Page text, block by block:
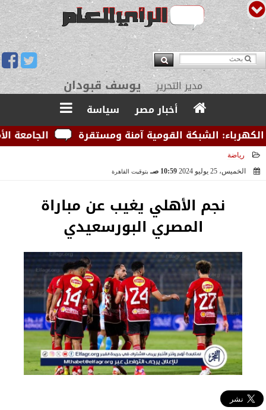
رئيس مجلس الإدارة د. تامر قبودان
أخبار مصر
سياسة
الجامعة
الشبكة القومية آمنة ومستقرة
رياضة
الخميس، 25 يوليو 2024
10:59 صـ بتوقيت القاهرة
نجم الأهلي يغيب عن مباراة
المصري البورسعيدي